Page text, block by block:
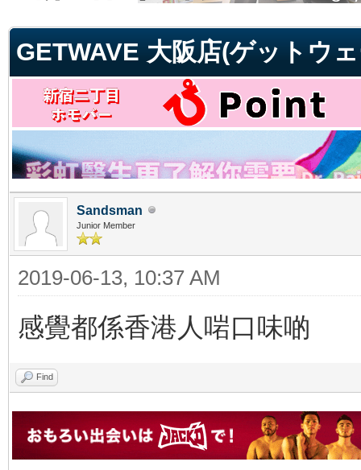
GETWAVE 大阪店(ゲットウ
Sandsman
Junior Member
2019-06-13, 10:37 AM
感覺都係香港人啱口味啲
Find